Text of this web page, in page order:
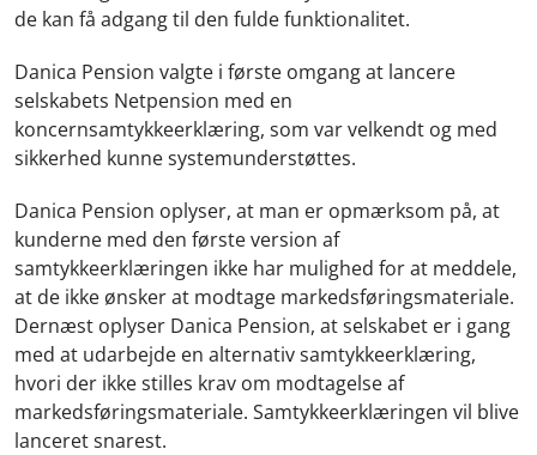
de kan få adgang til den fulde funktionalitet.
Danica Pension valgte i første omgang at lancere
selskabets Netpension med en
koncernsamtykkeerklæring, som var velkendt og med
sikkerhed kunne systemunderstøttes.
Danica Pension oplyser, at man er opmærksom på, at
kunderne med den første version af
samtykkeerklæringen ikke har mulighed for at meddele,
at de ikke ønsker at modtage markedsføringsmateriale.
Dernæst oplyser Danica Pension, at selskabet er i gang
med at udarbejde en alternativ samtykkeerklæring,
hvori der ikke stilles krav om modtagelse af
markedsføringsmateriale. Samtykkeerklæringen vil blive
lanceret snarest.